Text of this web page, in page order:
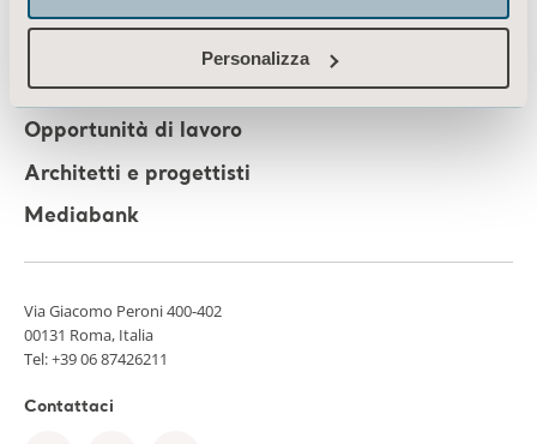
Personalizza
Stampa
Opportunità di lavoro
Architetti e progettisti
Mediabank
Via Giacomo Peroni 400-402
00131 Roma, Italia
Tel:+39 06 87426211
Contattaci